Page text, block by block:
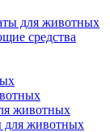
для животных
средства
животных
для животных